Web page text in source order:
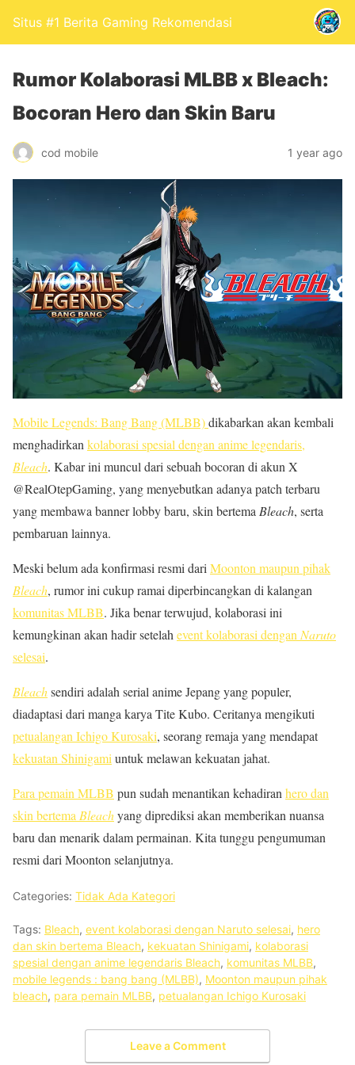
Situs #1 Berita Gaming Rekomendasi
Rumor Kolaborasi MLBB x Bleach:
Bocoran Hero dan Skin Baru
cod mobile 1 year ago
Mobile Legends: Bang Bang (MLBB)dikabarkan akan kembali
menghadirkankolaborasi spesial dengan anime legendaris,
Bleach. Kabar ini muncul dari sebuah bocoran di akun X
@RealOtepGaming, yang menyebutkan adanya patch terbaru
yang membawa banner lobby baru, skin bertemaBleach, serta
pembaruan lainnya.
Meski belum ada konfirmasi resmi dariMoonton maupun pihak
Bleach, rumor ini cukup ramai diperbincangkan di kalangan
komunitas MLBB. Jika benar terwujud, kolaborasi ini
kemungkinan akan hadir setelahevent kolaborasi denganNaruto
selesai.
Bleachsendiri adalah serial anime Jepang yang populer,
diadaptasi dari manga karya Tite Kubo. Ceritanya mengikuti
petualangan Ichigo Kurosaki, seorang remaja yang mendapat
kekuatan Shinigamiuntuk melawan kekuatan jahat.
Para pemain MLBB pun sudah menantikan kehadiranhero dan
skin bertemaBleachyang diprediksi akan memberikan nuansa
baru dan menarik dalam permainan. Kita tunggu pengumuman
resmi dari Moonton selanjutnya.
Categories: Tidak Ada Kategori
Tags: Bleach, event kolaborasi dengan Naruto selesai, hero
dan skin bertema Bleach, kekuatan Shinigami, kolaborasi
spesial dengan anime legendaris Bleach, komunitas MLBB,
mobile legends : bang bang (MLBB), Moonton maupun pihak
bleach, para pemain MLBB, petualangan Ichigo Kurosaki
Leave a Comment